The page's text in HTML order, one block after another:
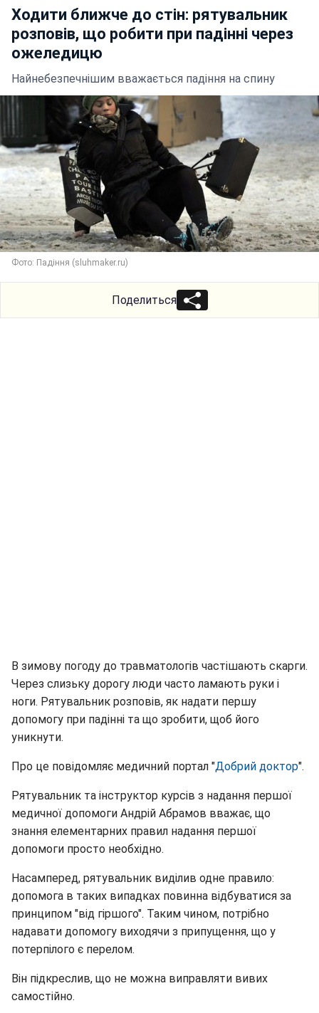
Ходити ближче до стін: рятувальник
розповів, що робити при падінні через
ожеледицю
Найнебезпечнішим вважається падіння на спину
Фото: Падіння (sluhmaker.ru)
Поделиться
В зимову погоду до травматологів частішають скарги.
Через слизьку дорогу люди часто ламають руки і
ноги. Рятувальник розповів, як надати першу
допомогу при падінні та що зробити, щоб його
уникнути.
Про це повідомляє медичний портал "Добрий доктор".
Рятувальник та інструктор курсів з надання першої
медичної допомоги Андрій Абрамов вважає, що
знання елементарних правил надання першої
допомоги просто необхідно.
Насамперед, рятувальник виділив одне правило:
допомога в таких випадках повинна відбуватися за
принципом "від гіршого". Таким чином, потрібно
надавати допомогу виходячи з припущення, що у
потерпілого є перелом.
Він підкреслив, що не можна виправляти вивих
самостійно.